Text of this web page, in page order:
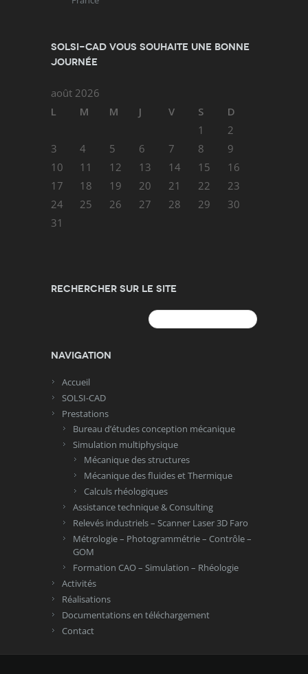
SOLSI-CAD vous souhaite une bonne
journée
août 2026
L
M M J V S
D
1
2
3
4 5 6 7 8
9
10
11 12 13 14 15
16
17
18 19 20 21 22
23
24
25 26 27 28 29
30
31
Rechercher sur le site
Navigation
Accueil
SOLSI-CAD
Prestations
Bureau d’études conception mécanique
Simulation multiphysique
Mécanique des structures
Mécanique des fluides et Thermique
Calculs rhéologiques
Assistance technique & Consulting
Relevés industriels – Scanner Laser 3D Faro
Métrologie – Photogrammétrie – Contrôle –
GOM
Formation CAO – Simulation – Rhéologie
Activités
Réalisations
Documentations en téléchargement
Contact